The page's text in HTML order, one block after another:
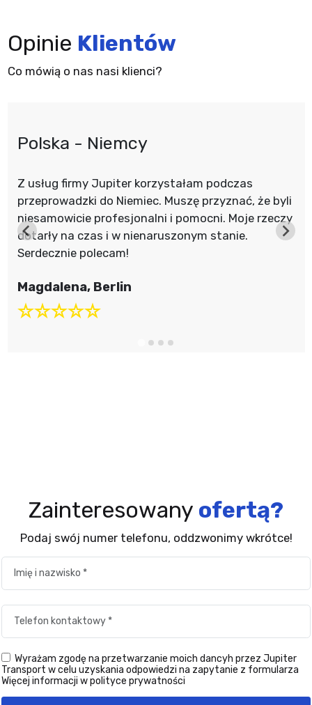
Opinie Klientów
Co mówią o nas nasi klienci?
Polska - Niemcy
Z usług firmy Jupiter korzystałam podczas
przeprowadzki do Niemiec. Muszę przyznać, że byli
niesamowicie profesjonalni i pomocni. Moje rzeczy
dotarły na czas i w nienaruszonym stanie.
Serdecznie polecam!
Magdalena, Berlin
Zainteresowany ofertą?
Podaj swój numer telefonu, oddzwonimy wkrótce!
Wyrażam zgodę na przetwarzanie moich dancyh przez Jupiter
Transport w celu uzyskania odpowiedzi na zapytanie z formularza
Więcej informacji w polityce prywatności